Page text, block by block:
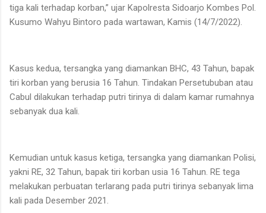
tiga kali terhadap korban,” ujar Kapolresta Sidoarjo Kombes Pol.
Kusumo Wahyu Bintoro pada wartawan, Kamis (14/7/2022).
Kasus kedua, tersangka yang diamankan BHC, 43 Tahun, bapak
tiri korban yang berusia 16 Tahun. Tindakan Persetububan atau
Cabul dilakukan terhadap putri tirinya di dalam kamar rumahnya
sebanyak dua kali.
Kemudian untuk kasus ketiga, tersangka yang diamankan Polisi,
yakni RE, 32 Tahun, bapak tiri korban usia 16 Tahun. RE tega
melakukan perbuatan terlarang pada putri tirinya sebanyak lima
kali pada Desember 2021.